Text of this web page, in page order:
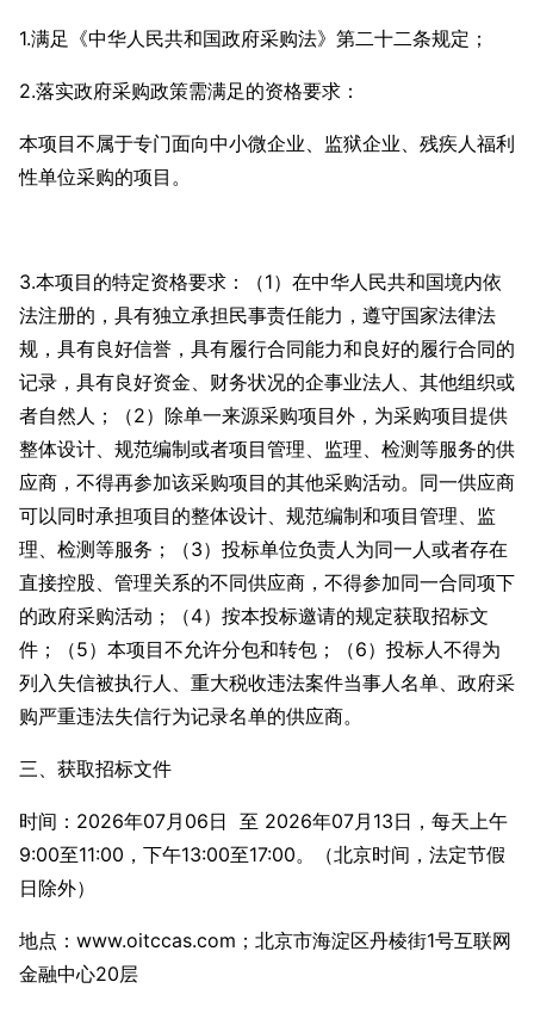
1.满足《中华人民共和国政府采购法》第二十二条规定；
2.落实政府采购政策需满足的资格要求：
本项目不属于专门面向中小微企业、监狱企业、残疾人福利
性单位采购的项目。
3.本项目的特定资格要求：（1）在中华人民共和国境内依
法注册的，具有独立承担民事责任能力，遵守国家法律法
规，具有良好信誉，具有履行合同能力和良好的履行合同的
记录，具有良好资金、财务状况的企事业法人、其他组织或
者自然人；（2）除单一来源采购项目外，为采购项目提供
整体设计、规范编制或者项目管理、监理、检测等服务的供
应商，不得再参加该采购项目的其他采购活动。同一供应商
可以同时承担项目的整体设计、规范编制和项目管理、监
理、检测等服务；（3）投标单位负责人为同一人或者存在
直接控股、管理关系的不同供应商，不得参加同一合同项下
的政府采购活动；（4）按本投标邀请的规定获取招标文
件；（5）本项目不允许分包和转包；（6）投标人不得为
列入失信被执行人、重大税收违法案件当事人名单、政府采
购严重违法失信行为记录名单的供应商。
三、获取招标文件
时间：2026年07月06日 至 2026年07月13日，每天上午
9:00至11:00，下午13:00至17:00。（北京时间，法定节假
日除外）
地点：www.oitccas.com；北京市海淀区丹棱街1号互联网
金融中心20层